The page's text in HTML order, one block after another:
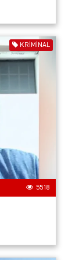
KRIMINAL
5518